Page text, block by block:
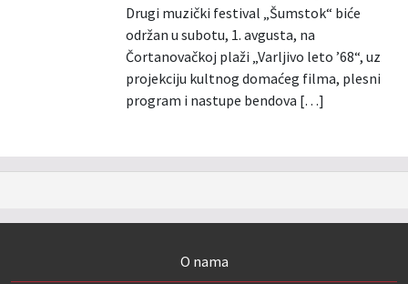
Drugi muzički festival „Šumstok“ biće
održan u subotu, 1. avgusta, na
Čortanovačkoj plaži „Varljivo leto ’68“, uz
projekciju kultnog domaćeg filma, plesni
program i nastupe bendova […]
O nama